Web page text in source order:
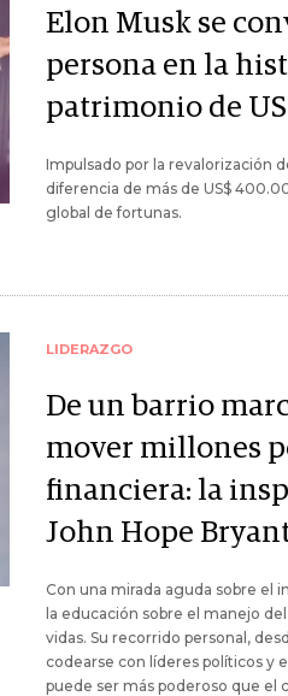
Elon Musk se
persona en la
patrimonio de
Impulsado por la revalorización
diferencia de más de US$
global de fortunas.
LIDERAZGO
De un barrio
mover millones
financiera: la
John Hope
Con una mirada aguda sobre el
la educación sobre el manejo
vidas. Su recorrido personal,
codearse con líderes políticos y
puede ser más poderoso que el